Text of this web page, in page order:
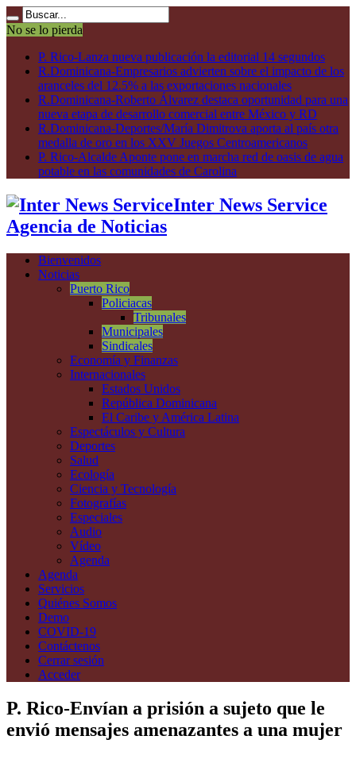
No se lo pierda
P. Rico-Lanza nueva publicación la editorial 14 segundos
R.Dominicana-Empresarios advierten sobre el impacto de los
aranceles del 12.5% a las exportaciones nacionales
R.Dominicana-Roberto Álvarez destaca oportunidad para una
nueva etapa de desarrollo comercial entre México y RD
R.Dominicana-Deportes/María Dimitrova aporta al país otra
medalla de oro en los XXV Juegos Centroamericanos
P. Rico-Alcalde Aponte pone en marcha red de oasis de agua
potable en las comunidades de Carolina
Inter News Service
Agencia de Noticias
Bienvenidos
Noticias
Puerto Rico
Policiacas
Tribunales
Municipales
Sindicales
Economía y Finanzas
Internacionales
Estados Unidos
República Dominicana
El Caribe y América Latina
Espectáculos y Cultura
Deportes
Salud
Ecología
Ciencia y Tecnología
Fotografías
Especiales
Audio
Vídeo
Agenda
Agenda
Servicios
Quiénes Somos
Demo
COVID-19
Contáctenos
Cerrar sesión
Acceder
P. Rico-Envían a prisión a sujeto que le
envió mensajes amenazantes a una mujer